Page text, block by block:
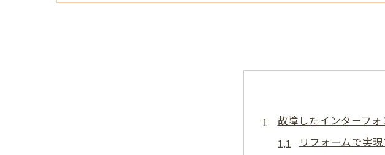
故障したインターフ
リフォームで実